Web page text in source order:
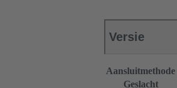
Versie
Aansluitmethode
Geslacht